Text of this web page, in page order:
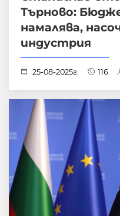
Търново:
намалява,
индустрия
25-08-2025г. 116